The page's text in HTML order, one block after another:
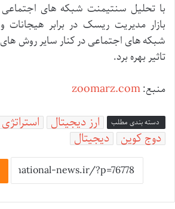
با تحلیل سنتیمنت شبکه های اجتماعی
بازار مدیریت ریسک در برابر هیجانات و
شبکههای اجتماعیدر کنار سایر روش های
تاثیر بهره برد.
منبع:zoomarz.com
دسته بندی مطلب ارز دیجیتال استراتژی
دوج کوین دیجیتال